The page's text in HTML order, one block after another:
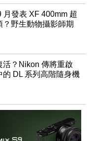
月發表 XF 400mm 超
？野生動物攝影師期
活？Nikon 傳將重啟
的 DL 系列高階隨身機